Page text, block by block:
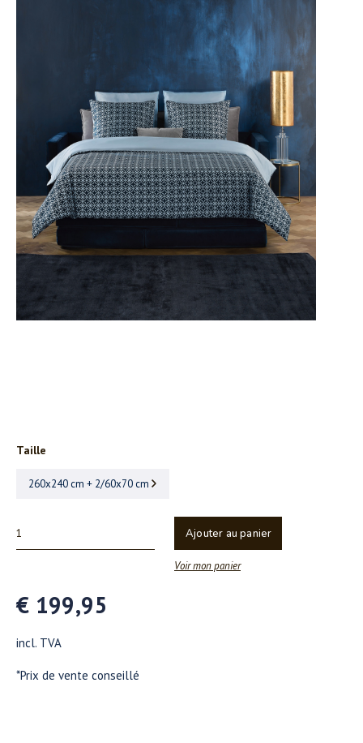
Taille
260x240 cm + 2/60x70 cm
Ajouter au panier
Voir mon panier
€ 199,95
incl. TVA
*Prix de vente conseillé